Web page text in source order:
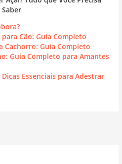
Cão: Guia Completo
Cachorro: Guia Completo
Guia Completo para Amantes
Essenciais para Adestrar